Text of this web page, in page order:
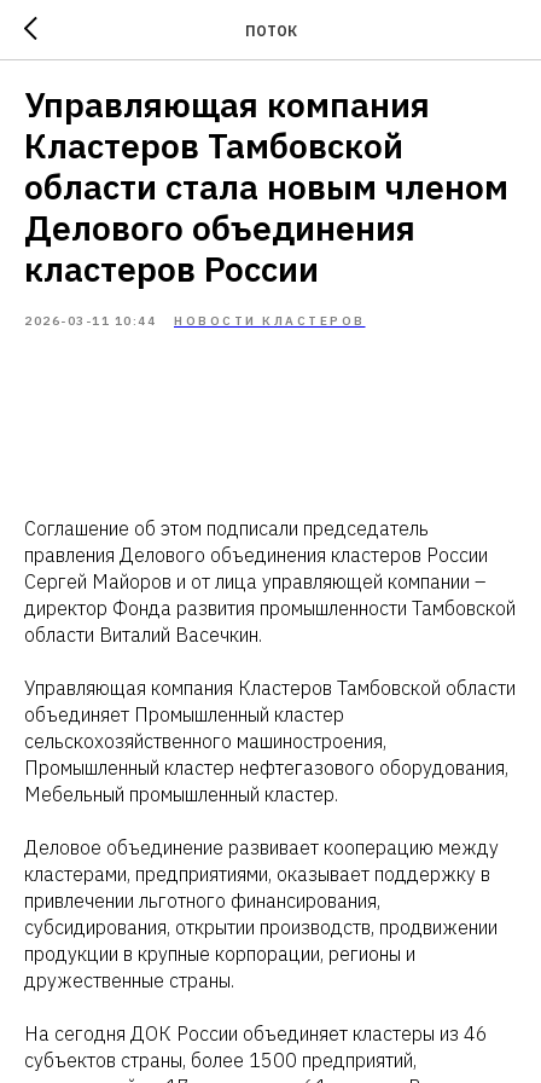
ПОТОК
Управляющая компания
Кластеров Тамбовской
области стала новым членом
Делового объединения
кластеров России
2026-03-11 10:44 НОВОСТИ КЛАСТЕРОВ
Соглашение об этом подписали председатель
правления Делового объединения кластеров России
Сергей Майоров и от лица управляющей компании –
директор Фонда развития промышленности Тамбовской
области Виталий Васечкин.
Управляющая компания Кластеров Тамбовской области
объединяет Промышленный кластер
сельскохозяйственного машиностроения,
Промышленный кластер нефтегазового оборудования,
Мебельный промышленный кластер.
Деловое объединение развивает кооперацию между
кластерами, предприятиями, оказывает поддержку в
привлечении льготного финансирования,
субсидирования, открытии производств, продвижении
продукции в крупные корпорации, регионы и
дружественные страны.
На сегодня ДОК России объединяет кластеры из 46
субъектов страны, более 1500 предприятий,